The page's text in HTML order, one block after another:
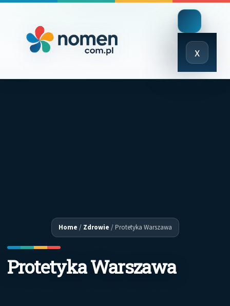
x
Close
Menu
Home / Zdrowie /Protetyka Warszawa
Protetyka Warszawa